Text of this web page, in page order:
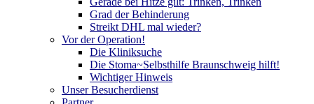
Grad der Behinderung
Streikt DHL mal wieder?
Vor der Operation!
Die Kliniksuche
Die Stoma~Selbsthilfe Braunschweig hilft!
Wichtiger Hinweis
Unser Besucherdienst